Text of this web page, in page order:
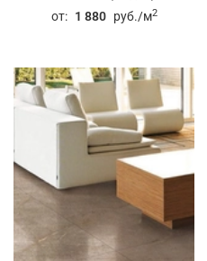
от: 1 880 руб./м2